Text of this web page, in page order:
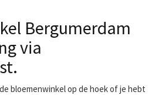
Bergumerdam
via
bloemenwinkel op de hoek of je hebt